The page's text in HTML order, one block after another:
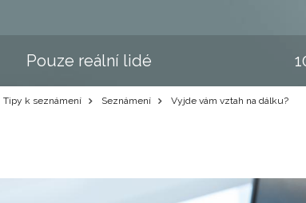
Pouze reální lidé
Tipy k seznámení Seznámení Vyjde vám vztah na dálku?